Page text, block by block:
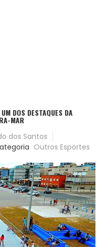
DOS DESTAQUES DA
MAR
dos Santos
Outros Esportes